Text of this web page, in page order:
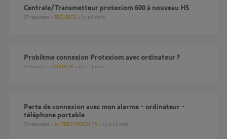
Centrale/Transmetteur protexiom 600 à nouveau HS
27 réponses SÉCURITÉ il y a 6 mois
Problème connexion Protexiom avec ordinateur ?
3 réponses SÉCURITÉ il y a 11 mois
Perte de connexion avec mon alarme - ordinateur -
téléphone portable
70 réponses AUTRES PRODUITS il y a 12 mois